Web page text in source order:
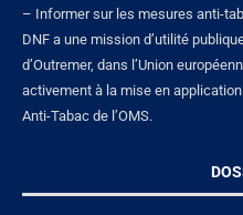
– Informer sur les mesures anti-
DNF a une mission d’utilité
d’Outremer, dans l’Union
activement à la mise en
Anti-Tabac de l’OMS.